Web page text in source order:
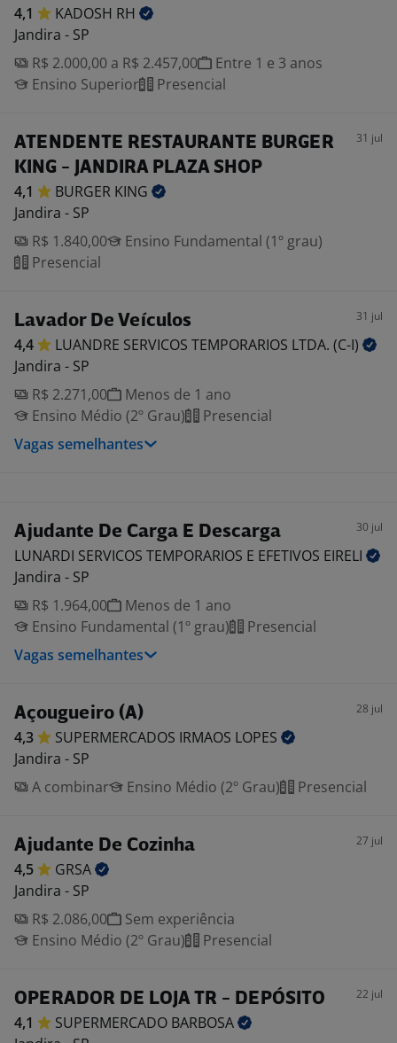
4,1 KADOSH RH
Jandira - SP
R$ 2.000,00 a R$ 2.457,00
Entre 1 e 3 anos
Ensino Superior
Presencial
ATENDENTE RESTAURANTE BURGER
KING - JANDIRA PLAZA SHOP
31 jul
4,1 BURGER KING
Jandira - SP
R$ 1.840,00
Ensino Fundamental (1º grau)
Presencial
Lavador De Veículos 31 jul
4,4 LUANDRE SERVICOS TEMPORARIOS LTDA. (C-I)
Jandira - SP
R$ 2.271,00
Menos de 1 ano
Ensino Médio (2º Grau)
Presencial
Vagas semelhantes
Ajudante De Carga E Descarga 30 jul
LUNARDI SERVICOS TEMPORARIOS E EFETIVOS EIRELI
Jandira - SP
R$ 1.964,00
Menos de 1 ano
Ensino Fundamental (1º grau)
Presencial
Vagas semelhantes
Açougueiro (A) 28 jul
4,3 SUPERMERCADOS IRMAOS LOPES
Jandira - SP
A combinar
Ensino Médio (2º Grau) Presencial
Ajudante De Cozinha 27 jul
4,5
GRSA
Jandira - SP
R$ 2.086,00
Sem experiência
Ensino Médio (2º Grau)
Presencial
OPERADOR DE LOJA TR - DEPÓSITO 22 jul
4,1 SUPERMERCADO BARBOSA